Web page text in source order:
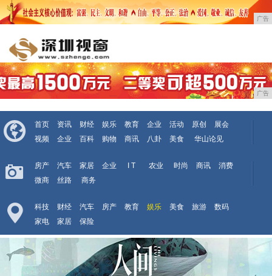
广告
广告
首页 资讯 财经 娱乐 教育 企业 活动 原创
展会
视频
企业 百科 购物 商讯 八卦 美食 华山论见
房产 汽车 家居 企业 I T 农业 时尚 商讯
消费
微商
丝路 商务
科技 财经 汽车 房产 教育 娱乐 美食 旅游
数码
家电
家居 保险